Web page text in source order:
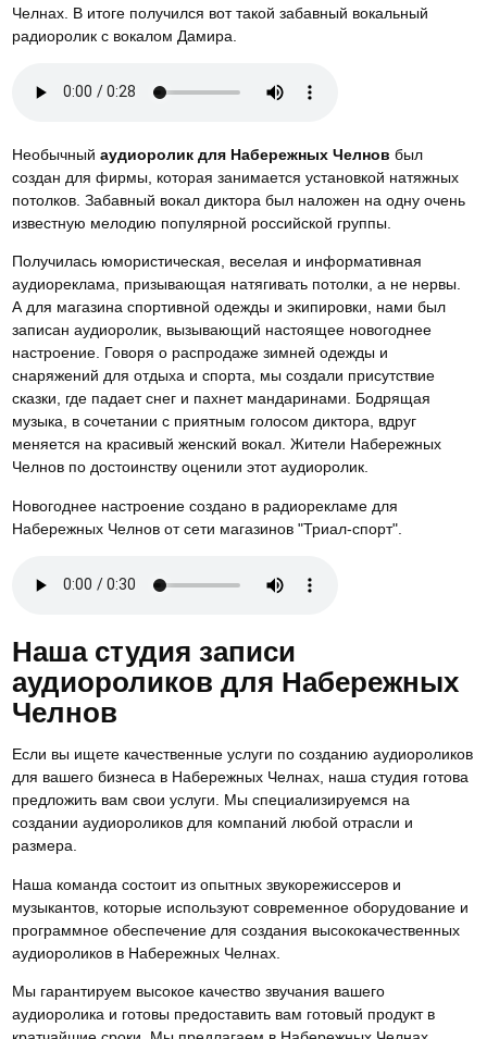
Челнах. В итоге получился вот такой забавный вокальный
радиоролик с вокалом Дамира.
Необычныйаудиоролик для Набережных Челнов был
создан для фирмы, которая занимается установкой натяжных
потолков. Забавный вокал диктора был наложен на одну очень
известную мелодию популярной российской группы.
Получилась юмористическая, веселая и информативная
аудиореклама, призывающая натягивать потолки, а не нервы.
А для магазина спортивной одежды и экипировки, нами был
записан аудиоролик, вызывающий настоящее новогоднее
настроение. Говоря о распродаже зимней одежды и
снаряжений для отдыха и спорта, мы создали присутствие
сказки, где падает снег и пахнет мандаринами. Бодрящая
музыка, в сочетании с приятным голосом диктора, вдруг
меняется на красивый женский вокал. Жители Набережных
Челнов по достоинству оценили этот аудиоролик.
Новогоднее настроение создано в радиорекламе для
Набережных Челнов от сети магазинов "Триал-спорт".
Наша студия записи
аудиороликов для Набережных
Челнов
Если вы ищете качественные услуги по созданию аудиороликов
для вашего бизнеса в Набережных Челнах, наша студия готова
предложить вам свои услуги. Мы специализируемся на
создании аудиороликов для компаний любой отрасли и
размера.
Наша команда состоит из опытных звукорежиссеров и
музыкантов, которые используют современное оборудование и
программное обеспечение для создания высококачественных
аудиороликов в Набережных Челнах.
Мы гарантируем высокое качество звучания вашего
аудиоролика и готовы предоставить вам готовый продукт в